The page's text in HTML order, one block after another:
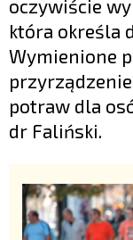
oczywiście
która określa
Wymienione
potraw dla
dr Faliński.